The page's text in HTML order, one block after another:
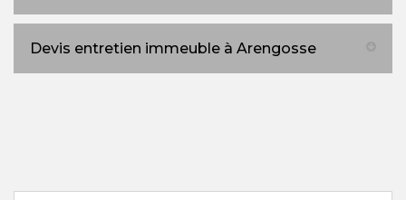
Devis entretien immeuble à Arengosse